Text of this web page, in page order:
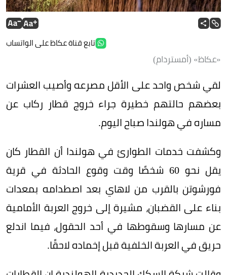
تابع قناة عكاظ على الواتساب
«عكاظ» (أمستردام)
لقي شخص واحد على الأقل مصرعه وأصيب العشرات
بعضهم حالتهم خطيرة جراء خروج قطار ركاب عن
مساره في هولندا صباح اليوم.
وكشفت خدمات الطوارئ في هولندا أن القطار كان
يقل نحو 60 شخصًا وقت وقوع الحادثة في قرية
فورشوتن بالقرب من لاهاي بعد اصطدامه بمعدات
بناء على القضبان، مشيرة إلى خروج العربة الأمامية
عن مسارها وسقوطها في أحد الحقول، فيما اندلع
حريق في العربة الخلفية قبل إخماده لاحقًا.